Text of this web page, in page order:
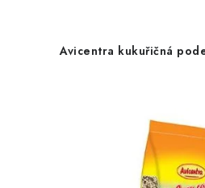
Avicentra kukuřičná